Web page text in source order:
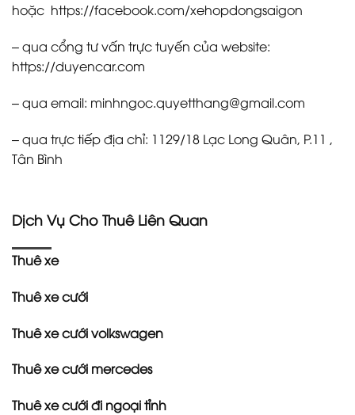
hoặc https://facebook.com/xehopdongsaigon
– qua cổng tư vấn trực tuyến của website:
https://duyencar.com
– qua email: minhngoc.quyetthang@gmail.com
– qua trực tiếp địa chỉ: 1129/18 Lạc Long Quân, P.11 ,
Tân Bình
Dịch Vụ Cho Thuê Liên Quan
Thuê xe
Thuê xe cưới
Thuê xe cưới volkswagen
Thuê xe cưới mercedes
Thuê xe cưới đi ngoại tỉnh